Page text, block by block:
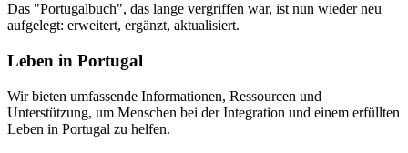
Das "Portugalbuch", das lange vergriffen war, ist nun wieder neu
aufgelegt: erweitert, ergänzt, aktualisiert.
Leben in Portugal
Wir bieten umfassende Informationen, Ressourcen und
Unterstützung, um Menschen bei der Integration und einem erfüllten
Leben in Portugal zu helfen.